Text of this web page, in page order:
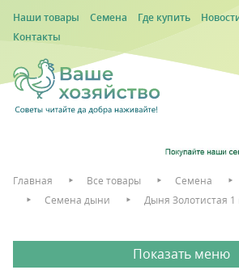
Наши товары Семена Где купить
Контакты
Главная Все товары Семена
Семена дыни
Дыня Золотистая 1